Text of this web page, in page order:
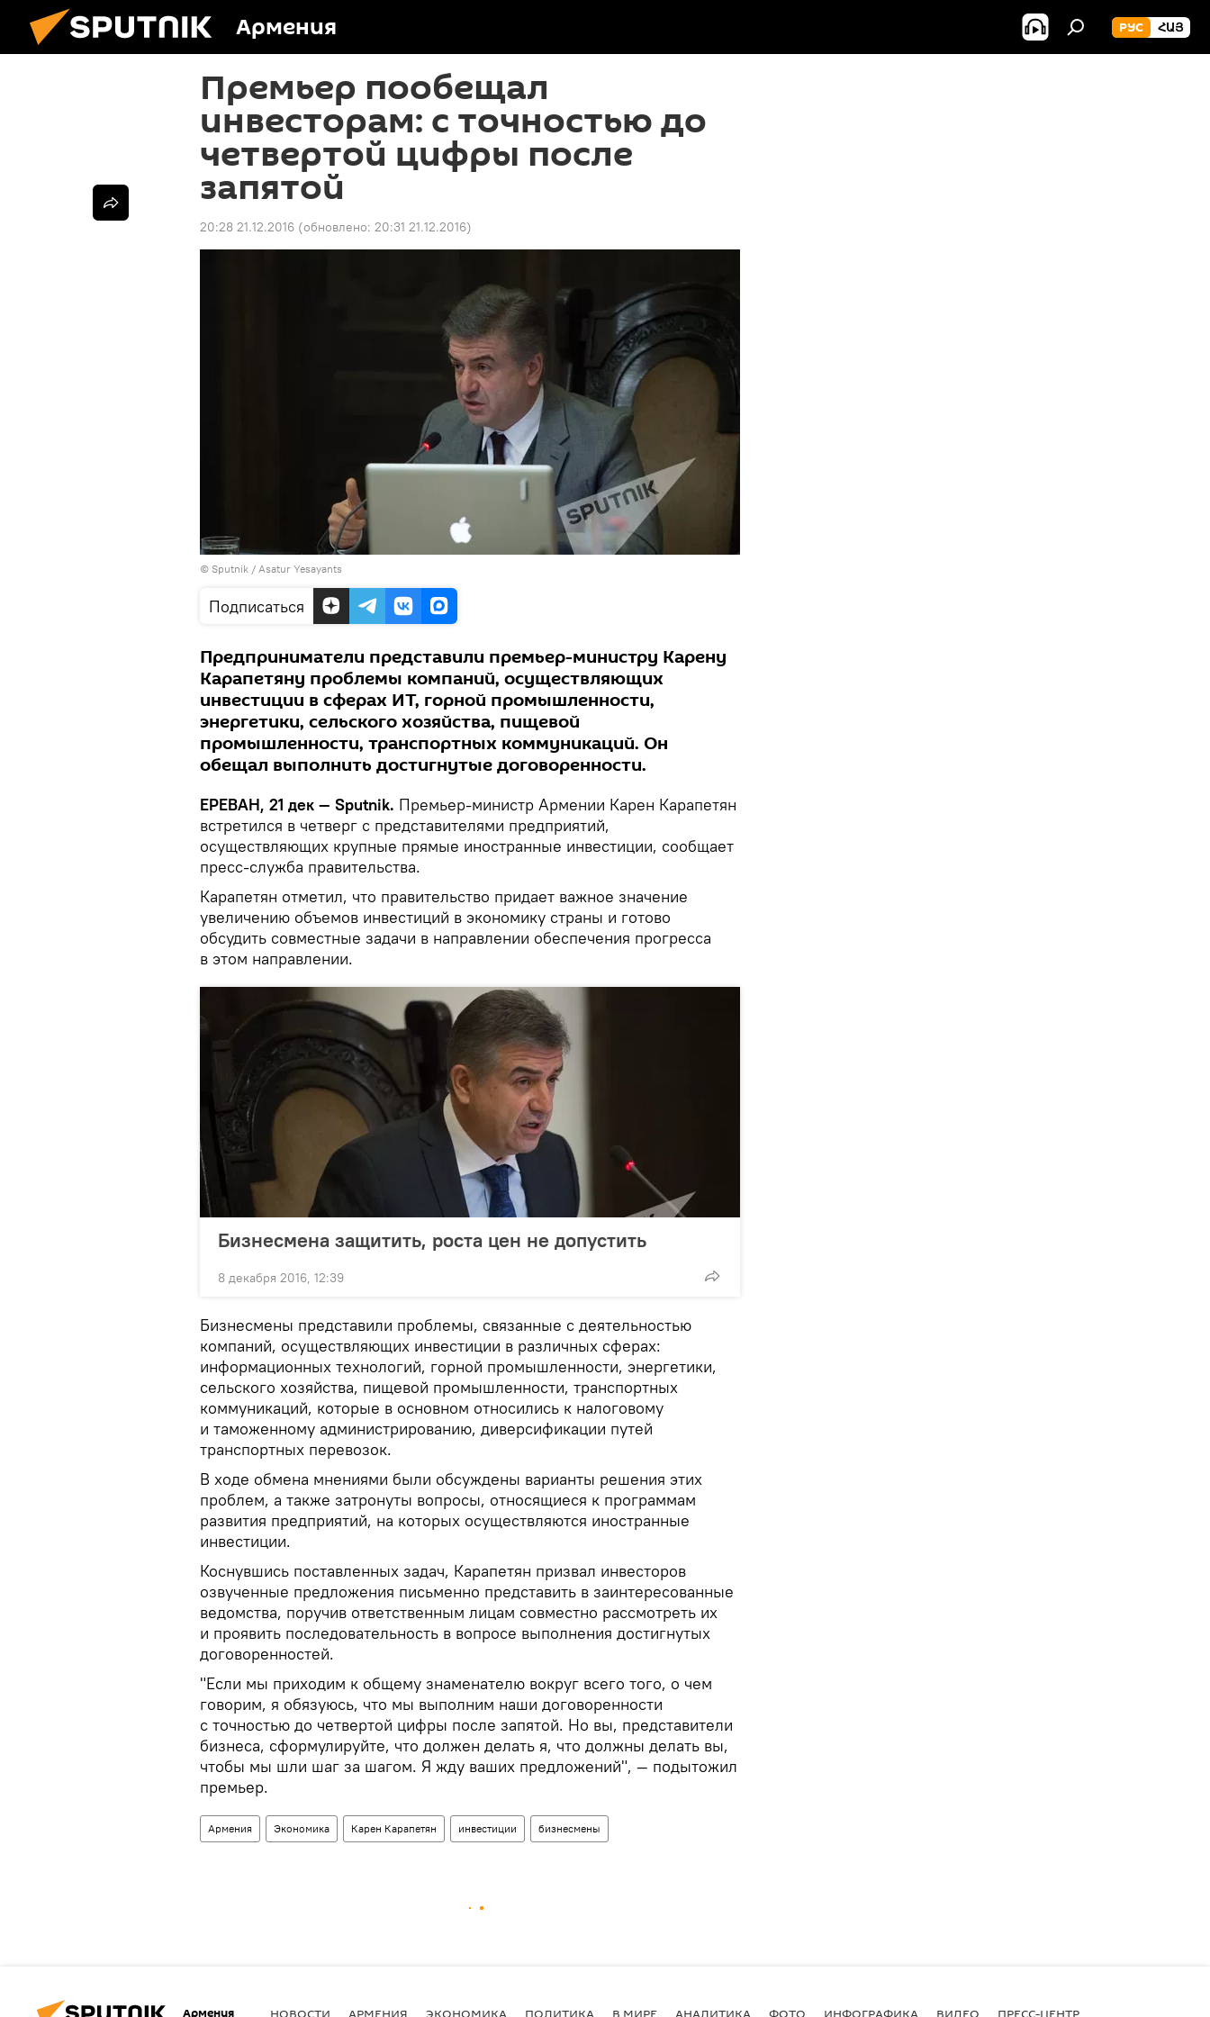
Армения РУС ՀԱՅ
Премьер пообещал
инвесторам: с точностью до
четвертой цифры после
запятой
20:28 21.12.2016 (обновлено: 20:31 21.12.2016)
© Sputnik / Asatur Yesayants
Подписаться
Предприниматели представили премьер-министру Карену
Карапетяну проблемы компаний, осуществляющих
инвестиции в сферах ИТ, горной промышленности,
энергетики, сельского хозяйства, пищевой
промышленности, транспортных коммуникаций. Он
обещал выполнить достигнутые договоренности.
ЕРЕВАН, 21 дек — Sputnik. Премьер-министр Армении Карен Карапетян
встретился в четверг с представителями предприятий,
осуществляющих крупные прямые иностранные инвестиции, сообщает
пресс-служба правительства.
Карапетян отметил, что правительство придает важное значение
увеличению объемов инвестиций в экономику страны и готово
обсудить совместные задачи в направлении обеспечения прогресса
в этом направлении.
Бизнесмена защитить, роста цен не допустить
8 декабря 2016, 12:39
Бизнесмены представили проблемы, связанные с деятельностью
компаний, осуществляющих инвестиции в различных сферах:
информационных технологий, горной промышленности, энергетики,
сельского хозяйства, пищевой промышленности, транспортных
коммуникаций, которые в основном относились к налоговому
и таможенному администрированию, диверсификации путей
транспортных перевозок.
В ходе обмена мнениями были обсуждены варианты решения этих
проблем, а также затронуты вопросы, относящиеся к программам
развития предприятий, на которых осуществляются иностранные
инвестиции.
Коснувшись поставленных задач, Карапетян призвал инвесторов
озвученные предложения письменно представить в заинтересованные
ведомства, поручив ответственным лицам совместно рассмотреть их
и проявить последовательность в вопросе выполнения достигнутых
договоренностей.
"Если мы приходим к общему знаменателю вокруг всего того, о чем
говорим, я обязуюсь, что мы выполним наши договоренности
с точностью до четвертой цифры после запятой. Но вы, представители
бизнеса, сформулируйте, что должен делать я, что должны делать вы,
чтобы мы шли шаг за шагом. Я жду ваших предложений", — подытожил
премьер.
Армения Экономика Карен Карапетян инвестиции бизнесмены
Армения НОВОСТИ АРМЕНИЯ ЭКОНОМИКА ПОЛИТИКА В МИРЕ АНАЛИТИКА ФОТО ИНФОГРАФИКА ВИДЕО ПРЕСС-ЦЕНТР